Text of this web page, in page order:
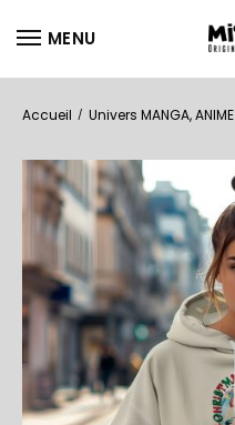
MENU
Accueil / Univers MANGA, ANIME